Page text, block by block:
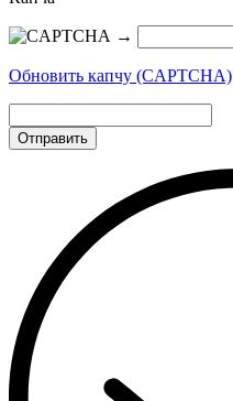
→
Обновить капчу (CAPTCHA)
Отправить